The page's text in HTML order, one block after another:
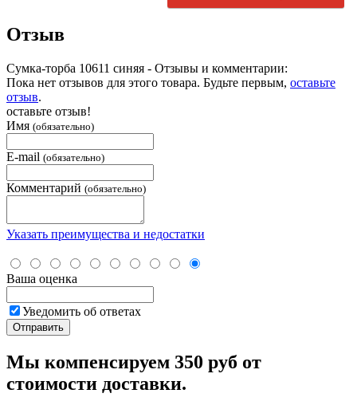
Отзыв
Сумка-торба 10611 синяя - Отзывы и комментарии:
Пока нет отзывов для этого товара. Будьте первым, оставьте
отзыв.
оставьте отзыв!
Имя (обязательно)
E-mail (обязательно)
Комментарий (обязательно)
Указать преимущества и недостатки
Ваша оценка
Уведомить об ответах
Мы компенсируем 350 руб от
стоимости доставки.